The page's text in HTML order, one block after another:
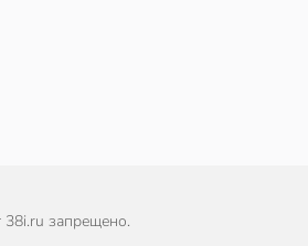
38i.ru запрещено.